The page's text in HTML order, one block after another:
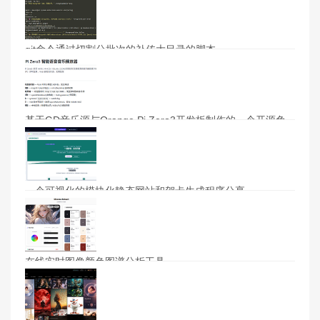
git命令通过切割分批次的补传大目录的脚本
基于GD音乐源与Orange Pi Zero3开发板制作的一个开源免
费的音乐播放器
一个可视化的模块化静态网站和贺卡生成程序分享
在线实时图像颜色图谱分析工具